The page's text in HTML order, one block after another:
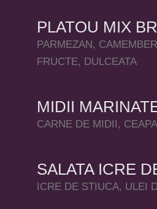
PLATOU MIX
PARMEZAN,
FRUCTE, DULCEATA
MIDII
CARNE DE MIDII,
SALATA ICRE
ICRE DE STIUCA, ULEI